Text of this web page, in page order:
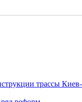
трассы Киев-